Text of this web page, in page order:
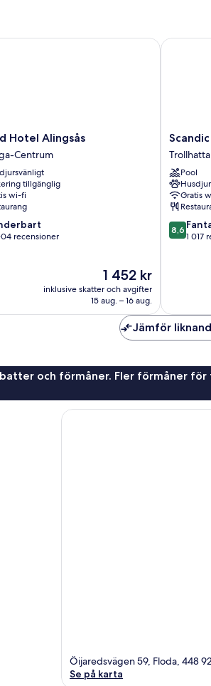
Hotel Alingsås
Centrum
tillgänglig
wi-fi
recensioner
Priset
är
1 452 kr
1 452 kr
inklusive skatter och avgifter
15 aug. – 16 aug.
Alingsås
Scandic
Swania
Pool
Gratis
8.6
av
8,6
1 017
Scandic
Jämför
och förmåner. Fler förmåner för
Öijaredsvägen 59, Floda, 448 92
Se på karta